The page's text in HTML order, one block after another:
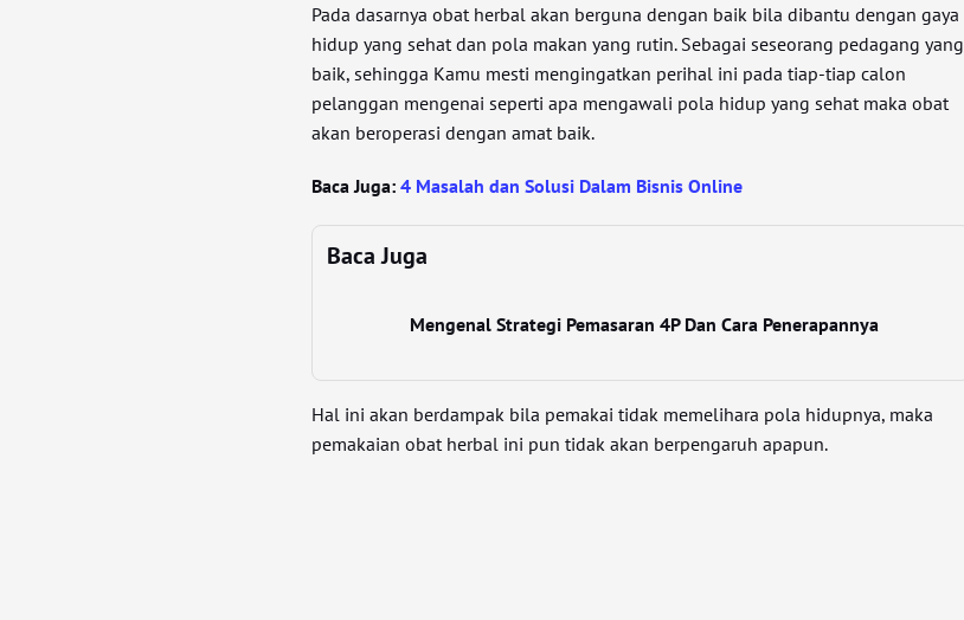
Pada dasarnya obat herbal akan berguna dengan baik bila dibantu dengan gaya
hidup yang sehat dan pola makan yang rutin. Sebagai seseorang pedagang yang
baik, sehingga Kamu mesti mengingatkan perihal ini pada tiap-tiap calon
pelanggan mengenai seperti apa mengawali pola hidup yang sehat maka obat
akan beroperasi dengan amat baik.
Baca Juga:4 Masalah dan Solusi Dalam Bisnis Online
Baca Juga
Mengenal Strategi Pemasaran 4P Dan Cara Penerapannya
Hal ini akan berdampak bila pemakai tidak memelihara pola hidupnya, maka
pemakaian obat herbal ini pun tidak akan berpengaruh apapun.